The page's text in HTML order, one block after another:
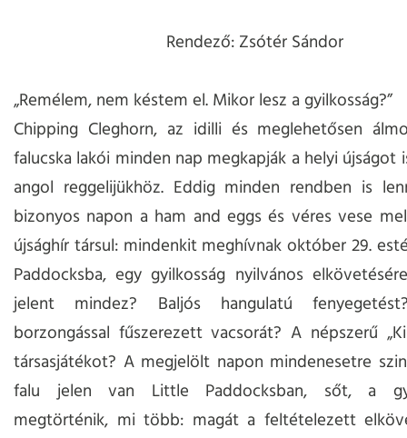
Rendező: Zsótér Sándor
„Remélem, nem késtem el. Mikor lesz a gyilkosság?”
Chipping Cleghorn, az idilli és meglehetősen
falucska lakói minden nap megkapják a helyi újságot
angol reggelijükhöz. Eddig minden rendben is
bizonyos napon a ham and eggs és véres vese
újsághír társul: mindenkit meghívnak október 29.
Paddocksba, egy gyilkosság nyilvános
jelent mindez? Baljós hangulatú
borzongással fűszerezett vacsorát? A népszerű
társasjátékot? A megjelölt napon mindenesetre
falu jelen van Little Paddocksban, sőt, a
megtörténik, mi több: magát a feltételezett